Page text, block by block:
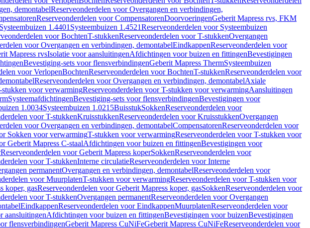
demontabelReserveonderdelen voor Overgangen en verbindingen,
Reserveonderdelen voor CompensatorenDoorvoeringenGeberit Mapress rvs, FKM
1.4401 Systeembuizen 1.4521Reserveonderdelen voor Systeembuizen
voor BochtenT-stukkenReserveonderdelen voor T-stukkenOvergangen
voor Overgangen en verbindingen, demontabelEindkappenReserveonderdelen voor
Mapress rvsIsolatie voor aansluitingenAfdichtingen voor buizen en fittingenBevestigingen
Bevestiging-sets voor flensverbindingenGeberit Mapress ThermSysteembuizen
voor VerlopenBochtenReserveonderdelen voor BochtenT-stukkenReserveonderdelen voor
Reserveonderdelen voor Overgangen en verbindingen, demontabelAxiale
stukken voor verwarmingReserveonderdelen voor T-stukken voor verwarmingAansluitingen
SysteemafdichtingenBevestiging-sets voor flensverbindingenBevestigingen voor
1.0034Systeembuizen 1.0215BuisstukSokkenReserveonderdelen voor
voor T-stukkenKruisstukkenReserveonderdelen voor KruisstukkenOvergangen
voor Overgangen en verbindingen, demontabelCompensatorenReserveonderdelen voor
Sokken voor verwarmingT-stukken voor verwarmingReserveonderdelen voor T-stukken voor
Geberit Mapress C-staalAfdichtingen voor buizen en fittingenBevestigingen voor
Reserveonderdelen voor Geberit Mapress koperSokkenReserveonderdelen voor
voor T-stukkenInterne circulatieReserveonderdelen voor Interne
permanentOvergangen en verbindingen, demontabelReserveonderdelen voor
voor MuurplatenT-stukken voor verwarmingReserveonderdelen voor T-stukken voor
koper, gasReserveonderdelen voor Geberit Mapress koper, gasSokkenReserveonderdelen voor
voor T-stukkenOvergangen permanentReserveonderdelen voor Overgangen
EindkappenReserveonderdelen voor EindkappenMuurplatenReserveonderdelen voor
aansluitingenAfdichtingen voor buizen en fittingenBevestigingen voor buizenBevestigingen
flensverbindingenGeberit Mapress CuNiFeGeberit Mapress CuNiFeReserveonderdelen voor